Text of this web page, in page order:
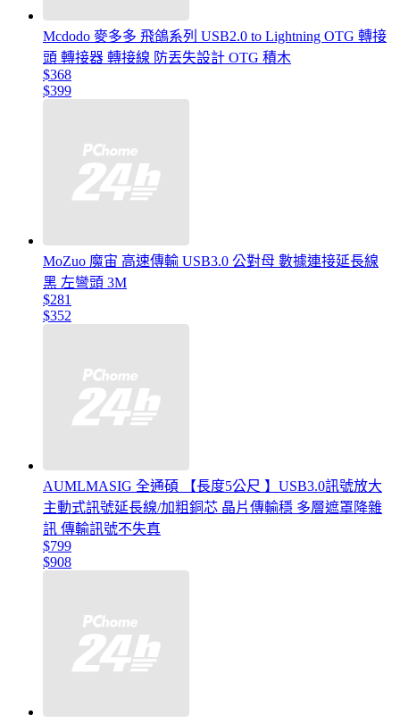
Mcdodo 麥多多 飛鴿系列 USB2.0 to Lightning OTG 轉接
頭 轉接器 轉接線 防丟失設計 OTG 積木
$368
$399
MoZuo 魔宙 高速傳輸 USB3.0 公對母 數據連接延長線
黑 左彎頭 3M
$281
$352
AUMLMASIG 全通碩 【長度5公尺 】USB3.0訊號放大
主動式訊號延長線/加粗銅芯 晶片傳輸穩 多層遮罩降雜
訊 傳輸訊號不失真
$799
$908